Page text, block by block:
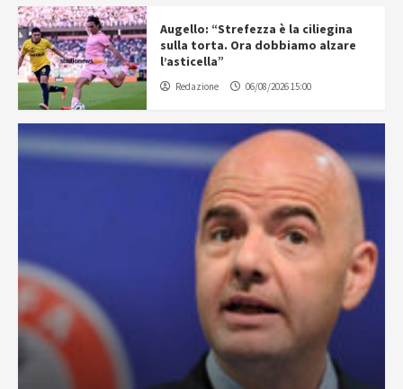
Augello: “Strefezza è la ciliegina
sulla torta. Ora dobbiamo alzare
l’asticella”
Redazione 06/08/2026 15:00